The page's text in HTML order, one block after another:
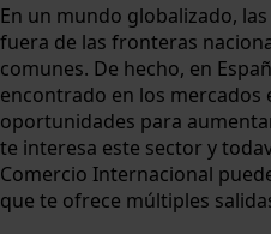
En un mundo globalizado,
fuera de las fronteras
comunes. De hecho, en
encontrado en los mercados
oportunidades para
te interesa este sector y
Comercio Internacional
que te ofrece múltiples